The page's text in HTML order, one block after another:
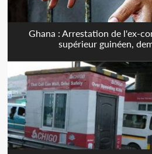
Ghana : Arrestation de l'ex-
supérieur guinéen,